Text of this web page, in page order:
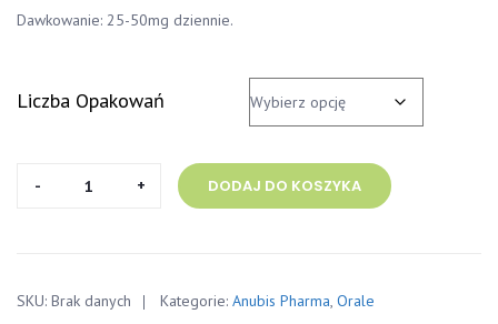
Dawkowanie: 25-50mg dziennie.
Liczba Opakowań
ilość
25mg/tab
DODAJ DO KOSZYKA
SKU: Brak danych Kategorie: Anubis Pharma, Orale